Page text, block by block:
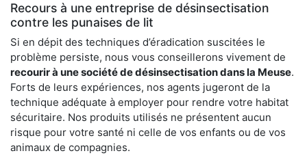
Recours à une entreprise de désinsectisation
contre les punaises de lit
Si en dépit des techniques d’éradication suscitées le
problème persiste, nous vous conseillerons vivement de
recourir à une société de désinsectisation dans la Meuse.
Forts de leurs expériences, nos agents jugeront de la
technique adéquate à employer pour rendre votre habitat
sécuritaire. Nos produits utilisés ne présentent aucun
risque pour votre santé ni celle de vos enfants ou de vos
animaux de compagnies.